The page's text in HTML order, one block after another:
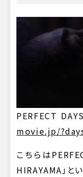
PERFECT
movie.jp/
こちらは
HIRAYAMA」と